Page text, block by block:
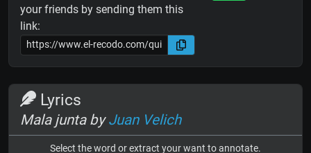
your friends by sending them this
link:
Lyrics
Mala junta byJuan Velich
Select the word or extract your want to annotate.